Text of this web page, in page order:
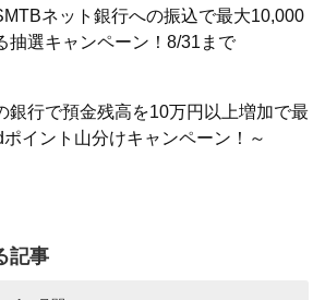
ネット銀行への振込で最大10,000
抽選キャンペーン！8/31まで
銀行で預金残高を10万円以上増加で最
ポイント山分けキャンペーン！～
記事